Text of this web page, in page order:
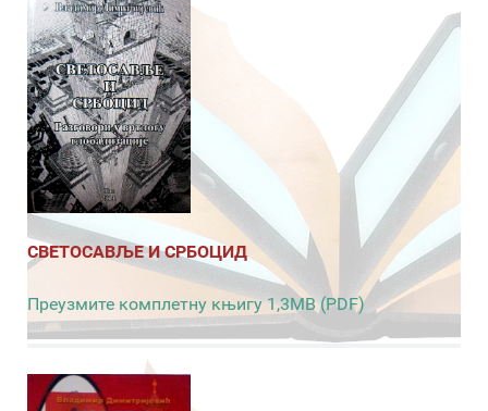
СВЕТОСАВЉЕ И СРБОЦИД
Преузмите комплетну књигу 1,3MB (PDF)